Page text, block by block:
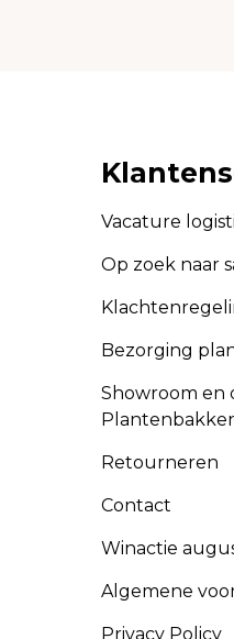
Vacature
Op zoek naar
Bezorging
Showroom en
Retourneren
Contact
Winactie
Algemene
Privacy Policy